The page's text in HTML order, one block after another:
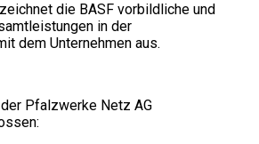
die BASF vorbildliche und
in der
dem Unternehmen aus.
Pfalzwerke Netz AG